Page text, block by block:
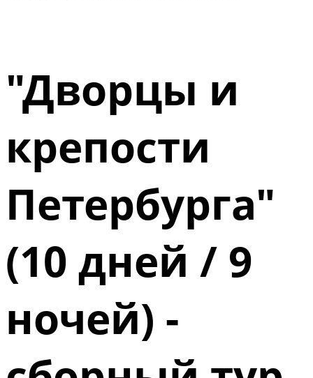
"Дворцы и
крепости
Петербурга"
(10 дней / 9
ночей) -